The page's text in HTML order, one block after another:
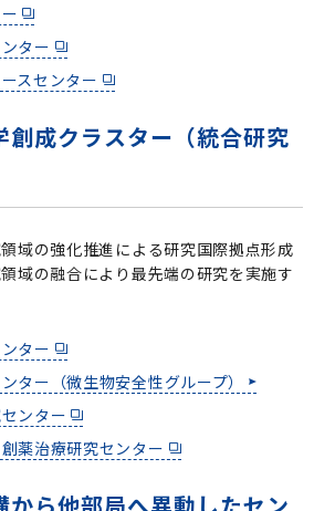
ター
スセンター
創成クラスター（統合研究
域の強化推進による研究国際拠点形成
域の融合により最先端の研究を実施す
ター
ター（微生物安全性グループ）
ンター
薬治療研究センター